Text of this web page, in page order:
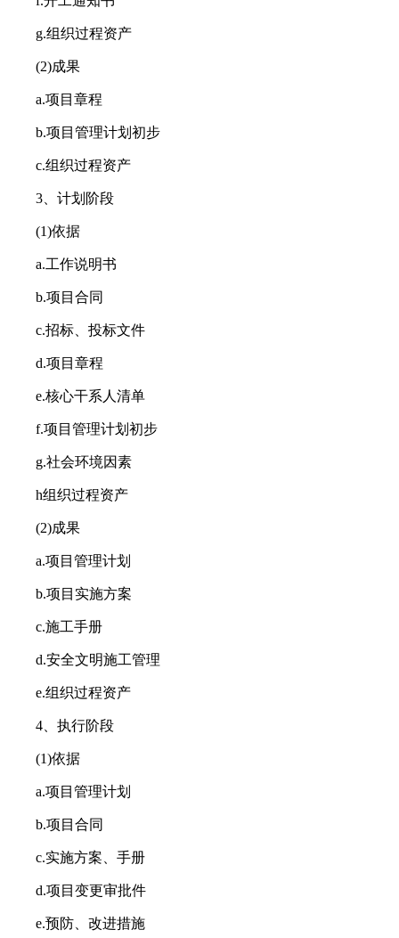
g.组织过程资产
(2)成果
a.项目章程
b.项目管理计划初步
c.组织过程资产
3、计划阶段
(1)依据
a.工作说明书
b.项目合同
c.招标、投标文件
d.项目章程
e.核心干系人清单
f.项目管理计划初步
g.社会环境因素
h组织过程资产
(2)成果
a.项目管理计划
b.项目实施方案
c.施工手册
d.安全文明施工管理
e.组织过程资产
4、执行阶段
(1)依据
a.项目管理计划
b.项目合同
c.实施方案、手册
d.项目变更审批件
e.预防、改进措施